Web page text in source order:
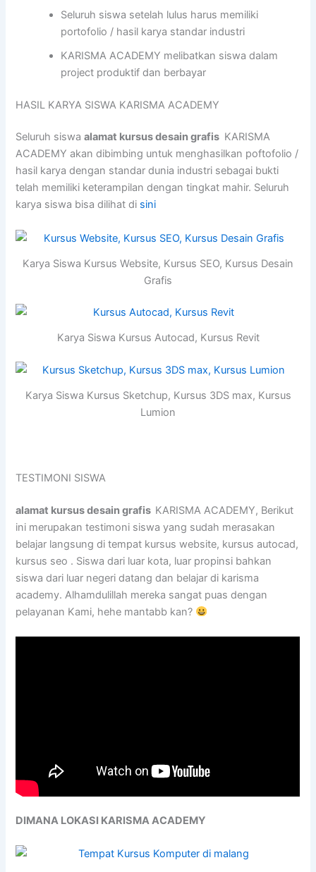
Seluruh siswa setelah lulus harus memiliki
portofolio / hasil karya standar industri
KARISMA ACADEMY melibatkan siswa dalam
project produktif dan berbayar
HASIL KARYA SISWA KARISMA ACADEMY
Seluruh siswaalamat kursus desain grafis KARISMA
ACADEMY akan dibimbing untuk menghasilkan poftofolio /
hasil karya dengan standar dunia industri sebagai bukti
telah memiliki keterampilan dengan tingkat mahir. Seluruh
karya siswa bisa dilihat di sini
Karya Siswa Kursus Website, Kursus SEO, Kursus Desain
Grafis
Karya Siswa Kursus Autocad, Kursus Revit
Karya Siswa Kursus Sketchup, Kursus 3DS max, Kursus
Lumion
TESTIMONI SISWA
alamat kursus desain grafis KARISMA ACADEMY, Berikut
ini merupakan testimoni siswa yang sudah merasakan
belajar langsung di tempat kursus website, kursus autocad,
kursus seo . Siswa dari luar kota, luar propinsi bahkan
siswa dari luar negeri datang dan belajar di karisma
academy. Alhamdulillah mereka sangat puas dengan
pelayanan Kami, hehe mantabb kan?
DIMANA LOKASI KARISMA ACADEMY